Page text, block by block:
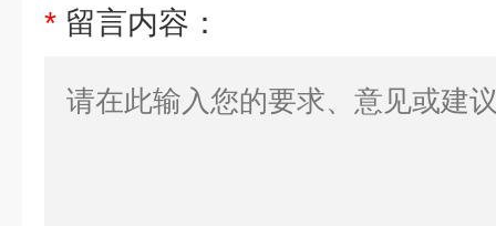
* 留言内容：